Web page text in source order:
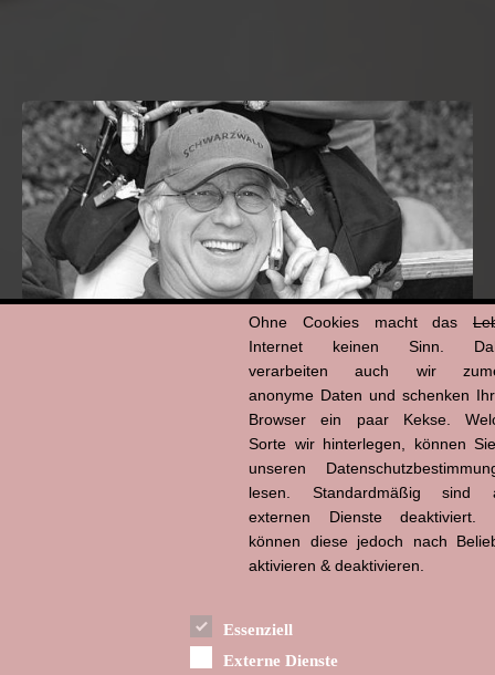
Ohne Cookies macht das
Internet keinen Sinn.
verarbeiten auch wir
anonyme Daten und schenken
Browser ein paar Kekse.
Sorte wir hinterlegen, können
unseren
lesen. Standardmäßig sind
externen Dienste deaktiviert.
können diese jedoch nach
aktivieren & deaktivieren.
Essenziell
Externe Dienste